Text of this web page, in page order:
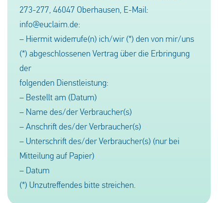
273-277, 46047 Oberhausen, E-Mail:
info@euclaim.de:
– Hiermit widerrufe(n) ich/wir (*) den von mir/uns
(*) abgeschlossenen Vertrag über die Erbringung
der
folgenden Dienstleistung:
– Bestellt am (Datum)
– Name des/der Verbraucher(s)
– Anschrift des/der Verbraucher(s)
– Unterschrift des/der Verbraucher(s) (nur bei
Mitteilung auf Papier)
– Datum
(*) Unzutreffendes bitte streichen.